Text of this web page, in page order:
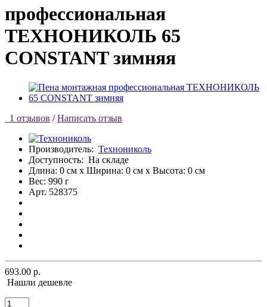
профессиональная
ТЕХНОНИКОЛЬ 65
CONSTANT зимняя
1 отзывов / Написать отзыв
Производитель: Технониколь
Доступность: На складе
Длина: 0 см x Ширина: 0 см x Высота: 0 см
Вес: 990 г
Арт. 528375
693.00 р.
Нашли дешевле